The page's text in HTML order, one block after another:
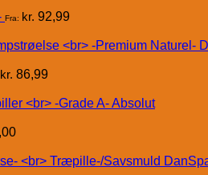
Fra: kr. 92,99
kr. 86,99
Absolut